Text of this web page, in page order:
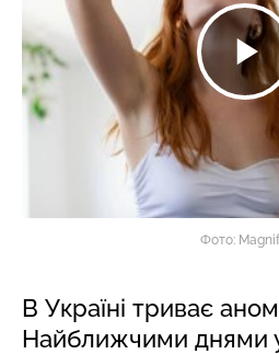
Фото:
В Україні триває
Найближчими днями